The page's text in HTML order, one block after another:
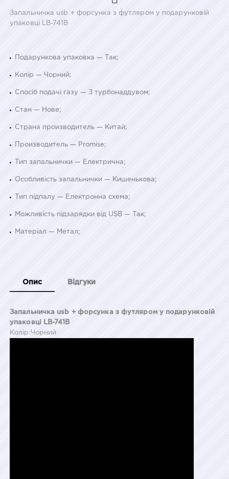
Запальничка usb + форсунка з футляром у подарунковій
упаковці LB-741B
Подарункова упаковка — Так;
Колір — Чорний;
Спосіб подачі газу — З турбонаддувом;
Стан — Нове;
Страна производитель — Китай;
Производитель — Promise;
Тип запальнички — Електрична;
Особливість запальнички — Кишенькова;
Тип підпалу — Електронна схема;
Можливість підзарядки від USB — Так;
Матеріал — Метал;
Опис Відгуки
Запальничка usb + форсунка з футляром у подарунковій
упаковці LB-741B
Колір:Чорний